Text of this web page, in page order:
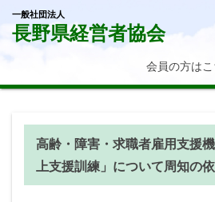
一般社団法人
長野県経営者協会
会員の方はこ
高齢・障害・求職者雇用支援
上支援訓練」について周知の